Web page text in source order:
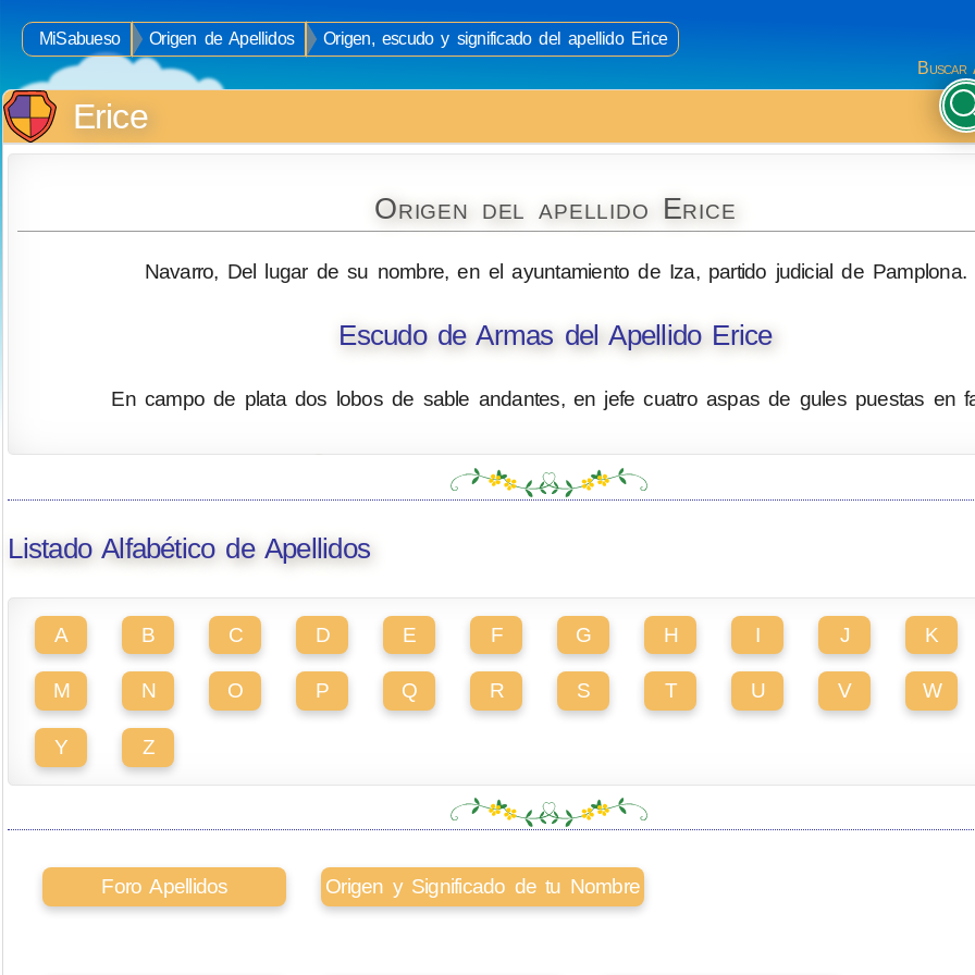
MiSabueso Origen de Apellidos
Origen, escudo y significado del apellido Erice
Buscar
Erice
Origen del apellido Erice
Navarro, Del lugar de su nombre, en el ayuntamiento de Iza, partido judicial de Pamplona.
Escudo de Armas del Apellido Erice
En campo de plata dos lobos de sable andantes, en jefe cuatro aspas de gules puestas en
Listado Alfabético de Apellidos
A B C D E F G H I J K
M N O P Q R S T U V W
Y Z
Foro Apellidos Origen y Significado de tu Nombre